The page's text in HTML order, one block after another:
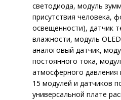
светодиода, модуль
присутствия человека,
освещенности), датчик
влажности, модуль
аналоговый датчик,
постоянного тока,
атмосферного давления
15 модулей и датчиков
универсальной плате